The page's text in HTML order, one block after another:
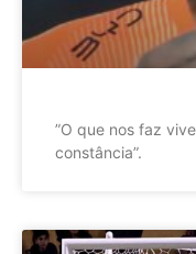
”O que nos faz
constância”.